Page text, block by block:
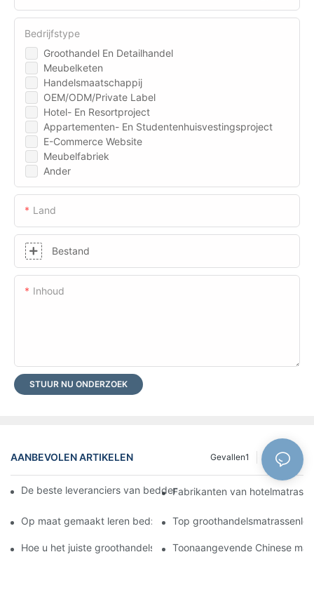
Groothandel En Detailhandel
Meubelketen
Handelsmaatschappij
OEM/ODM/Private Label
Hotel- En Resortproject
Appartementen- En Studentenhuisvestingsproject
E-Commerce Website
Meubelfabriek
Ander
Bedrijfstype
Land
Bestand
Inhoud
STUUR NU ONDERZOEK
AANBEVOLEN ARTIKELEN Bloggen
Gevallen1
De beste leveranciers van beddengroothandels voor uw winkel
Fabrikanten van
Op maat gemaakt leren bed: transformeer uw slaapkamer in
Top
Hoe u het juiste groothandelsbedrijf voor matrassen voor uw
Toonaangevende Chinese